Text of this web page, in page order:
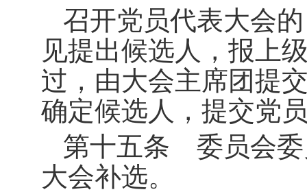
召开党员代表大会
见提出候选人，报上
过，由大会主席团提
确定候选人，提交党
第十五条 委员会委
大会补选。